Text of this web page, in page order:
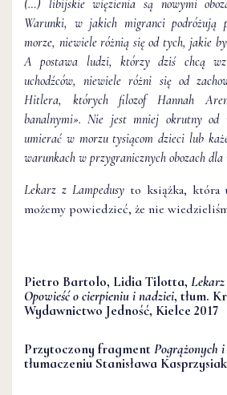
(…) libijskie więzienia są nowymi
Warunki, w jakich migranci podróżują
morze, niewiele różnią się od tych, jakie
A postawa ludzi, którzy dziś chcą
uchodźców, niewiele różni się od
Hitlera, których filozof Hannah
banalnymi». Nie jest mniej okrutny od
umierać w morzu tysiącom dzieci lub
warunkach w przygranicznych obozach dla
Lekarz z Lampedusy to książka, która
możemy powiedzieć, że nie
Pietro Bartolo, Lidia Tilotta,
Opowieść o cierpieniu i nadziei, tłum.
Wydawnictwo Jedność, Kielce 2017
Przytoczony fragmentPogrążonych
tłumaczeniu Stanisława